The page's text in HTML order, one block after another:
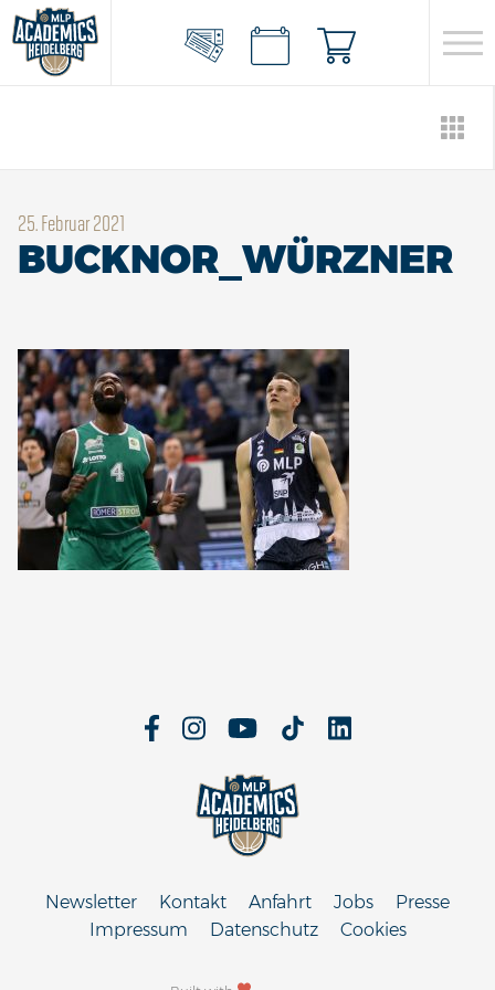
25. Februar 2021
BUCKNOR_WÜRZNER
Newsletter Kontakt Anfahrt Jobs
Presse
Impressum
Datenschutz Cookies